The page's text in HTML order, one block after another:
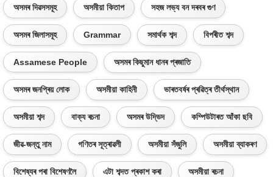
অসমৰ দিৱসসমূহ অসমীয়া কিতাপ সহজ লভ্য বন দৰবৰ গুণ
অসমৰ জিলাসমূহ Grammar সমাৰ্থক শব্দ বিপৰীত শব্দ
Assamese People অসমৰ কিছুমান ধানৰ প্ৰজাতি
অসমৰ জনপ্ৰিয় লোক অসমীয়া কাহিনী ভাৰতবৰ্ষৰ প্ৰৱিত্ৰ তীৰ্থস্থান
অসমীয়া শব্দ বাক্য ৰচনা অসমৰ উদ্ভিদ কম্পিউটাৰত আঁকা ছবি
জীৱ-জন্তু নাম গণিতৰ সূত্ৰাৱলী অসমীয়া সঁজুলি অসমীয়া ব্যাকৰণ
বিশেষ্যৰ পৰা বিশেষণলৈ এটা শব্দত প্ৰকাশ কৰা অসমীয়া ৰচনা